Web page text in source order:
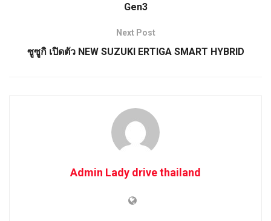
Gen3
Next Post
ซูซูกิ เปิดตัว NEW SUZUKI ERTIGA SMART HYBRID
Admin Lady drive thailand